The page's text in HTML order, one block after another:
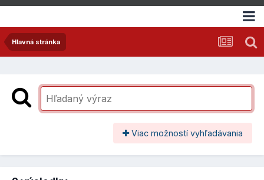
Hlavná stránka
Viac možností vyhľadávania